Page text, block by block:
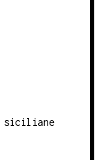
siciliane